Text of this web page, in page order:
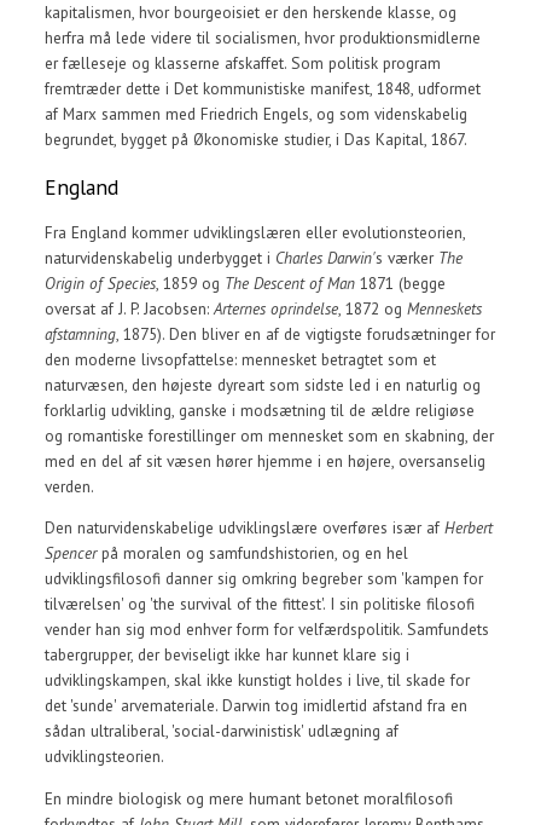
kapitalismen, hvor bourgeoisiet er den herskende klasse, og
herfra må lede videre til socialismen, hvor produktionsmidlerne
er fælleseje og klasserne afskaffet. Som politisk program
fremtræder dette i Det kommunistiske manifest, 1848, udformet
af Marx sammen med Friedrich Engels, og som videnskabelig
begrundet, bygget på Økonomiske studier, i Das Kapital, 1867.
England
Fra England kommer udviklingslæren eller evolutionsteorien,
naturvidenskabelig underbygget i Charles Darwin's værker The
Origin of Species, 1859 og The Descent of Man 1871 (begge
oversat af J. P. Jacobsen:Arternes oprindelse, 1872 ogMenneskets
afstamning, 1875). Den bliver en af de vigtigste forudsætninger for
den moderne livsopfattelse: mennesket betragtet som et
naturvæsen, den højeste dyreart som sidste led i en naturlig og
forklarlig udvikling, ganske i modsætning til de ældre religiøse
og romantiske forestillinger om mennesket som en skabning, der
med en del af sit væsen hører hjemme i en højere, oversanselig
verden.
Den naturvidenskabelige udviklingslære overføres især afHerbert
Spencerpå moralen og samfundshistorien, og en hel
udviklingsfilosofi danner sig omkring begreber som 'kampen for
tilværelsen' og 'the survival of the fittest'. I sin politiske filosofi
vender han sig mod enhver form for velfærdspolitik. Samfundets
tabergrupper, der beviseligt ikke har kunnet klare sig i
udviklingskampen, skal ikke kunstigt holdes i live, til skade for
det 'sunde' arvemateriale. Darwin tog imidlertid afstand fra en
sådan ultraliberal, 'social-darwinistisk' udlægning af
udviklingsteorien.
En mindre biologisk og mere humant betonet moralfilosofi